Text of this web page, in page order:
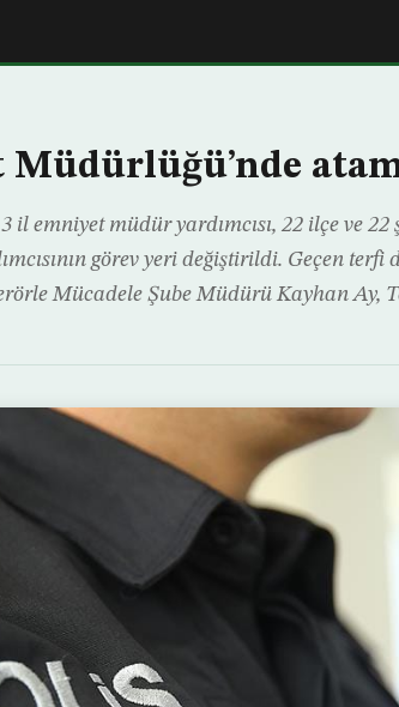
emniyet müdür yardımcısı, 22 ilçe ve
görev yeri değiştirildi. Geçen terfi
Mücadele Şube Müdürü Kayhan Ay,